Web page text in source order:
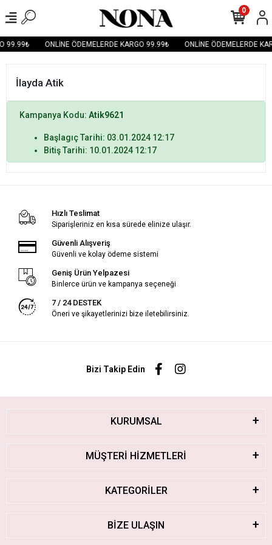
99.99₺ ONLİNE ÖDEMELERDE KARGO 99.99₺ ONLİNE ÖDEMELERDE
0
İlayda Atik
Kampanya Kodu: Atik9621
Başlagıç Tarihi: 03.01.2024 12:17
Bitiş Tarihi: 10.01.2024 12:17
Hızlı Teslimat
Siparişleriniz en kısa sürede elinize ulaşır.
Güvenli Alışveriş
Güvenli ve kolay ödeme sistemi
Geniş Ürün Yelpazesi
Binlerce ürün ve kampanya seçeneği
7 / 24 DESTEK
Öneri ve şikayetlerinizi bize iletebilirsiniz.
Bizi Takip Edin
KURUMSAL
MÜŞTERİ HİZMETLERİ
KATEGORİLER
BİZE ULAŞIN